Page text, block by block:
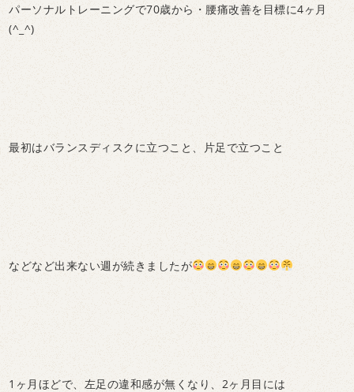
パーソナルトレーニングで70歳から・腰痛改善を目標に4ヶ月
(^_^)
最初はバランスディスクに立つこと、片足で立つこと
などなど出来ない週が続きましたが
1ヶ月ほどで、左足の違和感が無くなり、2ヶ月目には